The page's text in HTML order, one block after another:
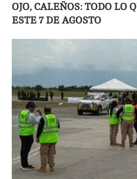
OJO, CALEÑOS: TODO LO
ESTE 7 DE AGOSTO